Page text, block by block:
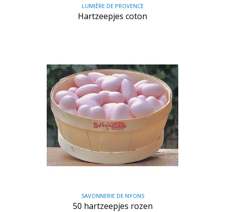
LUMIÈRE DE PROVENCE
Hartzeepjes coton
SAVONNERIE DE NYONS
50 hartzeepjes rozen